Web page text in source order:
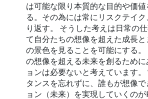
は可能な限り本質的な目的や価
る。その為には常にリスクテイ
り返す。 そうした考えは日常の
て自分たちの想像を超えた成長
の景色を見ることを可能にする。
の想像を超える未来を創るため
ョンは必要ないと考えています
タンスを忘れずに、誰もが想像
ョン（未来）を実現していくのが